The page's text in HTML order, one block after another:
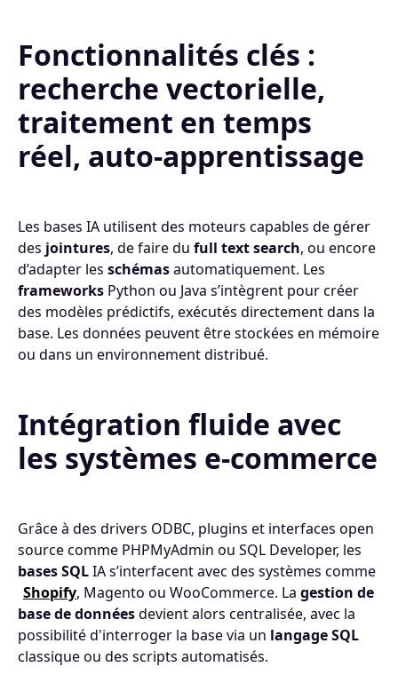
Fonctionnalités clés :
recherche vectorielle,
traitement en temps
réel, auto-apprentissage
Les bases IA utilisent des moteurs capables de gérer
des jointures, de faire du full text search, ou encore
d’adapter les schémasautomatiquement. Les
frameworks Python ou Java s’intègrent pour créer
des modèles prédictifs, exécutés directement dans la
base. Les données peuvent être stockées en mémoire
ou dans un environnement distribué.
Intégration fluide avec
les systèmes e-commerce
Grâce à des drivers ODBC, plugins et interfaces open
source comme PHPMyAdmin ou SQL Developer, les
bases SQLIA s’interfacent avec des systèmes comme
Shopify, Magento ou WooCommerce. La gestion de
base de donnéesdevient alors centralisée, avec la
possibilité d'interroger la base via un langage SQL
classique ou des scripts automatisés.